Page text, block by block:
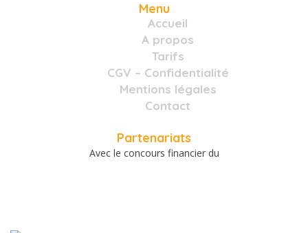
Menu
Accueil
A propos
Tarifs
CGV – Confidentialité
Mentions légales
Contact
Partenariats
Avec le concours financier du